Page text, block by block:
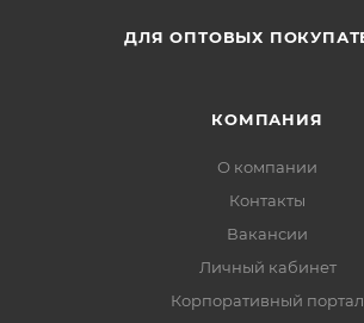
ДЛЯ ОПТОВЫХ
КОМПАНИЯ
О компании
Контакты
Вакансии
Личный кабинет
Корпоративный портал